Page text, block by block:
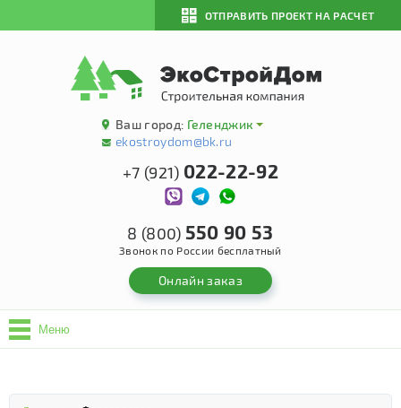
ОТПРАВИТЬ ПРОЕКТ НА РАСЧЕТ
Ваш город: Геленджик
ekostroydom@bk.ru
+7 (921) 022-22-92
8 (800) 550 90 53
Звонок по России бесплатный
Онлайн заказ
Меню